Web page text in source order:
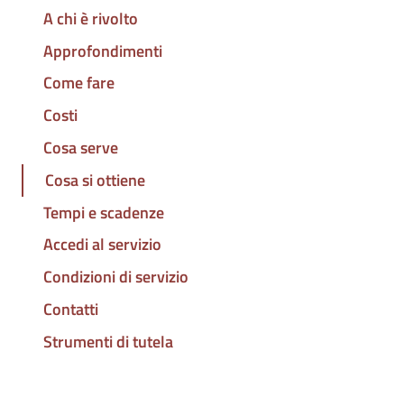
A chi è rivolto
Approfondimenti
Come fare
Costi
Cosa serve
Cosa si ottiene
Tempi e scadenze
Accedi al servizio
Condizioni di servizio
Contatti
Strumenti di tutela